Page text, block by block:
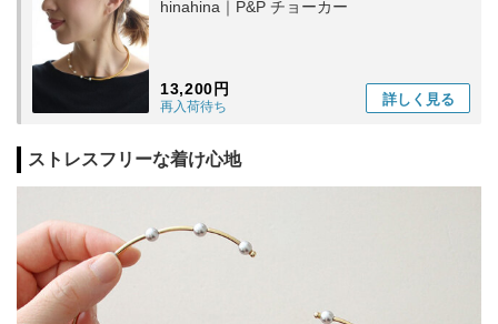
hinahina｜P&P チョーカー
13,200円
再入荷待ち 詳しく 見る
ストレスフリーな着け心地